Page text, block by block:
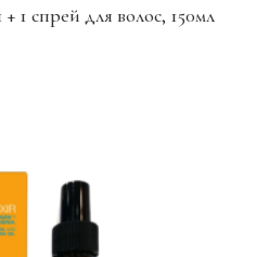
1 спрей для волос, 150мл